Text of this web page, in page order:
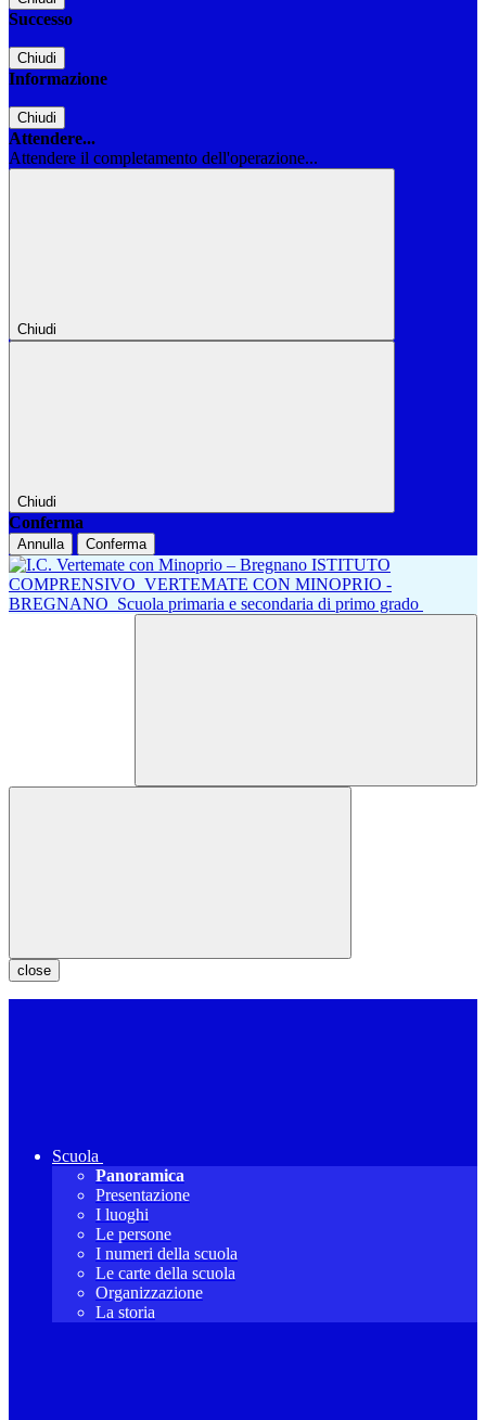
Successo
Chiudi
Informazione
Chiudi
Attendere...
Attendere il completamento dell'operazione...
Chiudi
Chiudi
Conferma
Annulla Conferma
ISTITUTO
COMPRENSIVO VERTEMATE CON MINOPRIO -
BREGNANO Scuola primaria e secondaria di primo grado
close
Scuola
Panoramica
Presentazione
I luoghi
Le persone
I numeri della scuola
Le carte della scuola
Organizzazione
La storia